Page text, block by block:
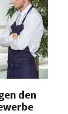
den